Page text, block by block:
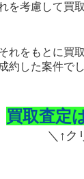
を考慮して買
をもとに買
約した案件で
買取査定
＼↑ク